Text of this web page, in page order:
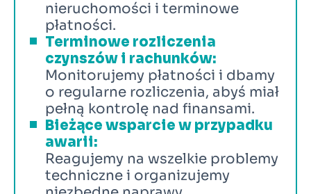
nieruchomości i terminowe
płatności.
Terminowe rozliczenia
czynszów i rachunków:
Monitorujemy płatności i dbamy
o regularne rozliczenia, abyś miał
pełną kontrolę nad finansami.
Bieżące wsparcie w przypadku
awarii:
Reagujemy na wszelkie problemy
techniczne i organizujemy